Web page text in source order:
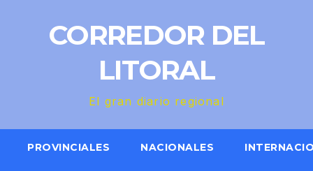
CORREDOR DEL
LITORAL
El gran diario regional
PROVINCIALES NACIONALES